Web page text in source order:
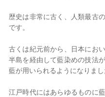
16 17 18 19 20 21 22
23 24
歴史は非常に古く、人類最古
です。
古くは紀元前から、日本にお
半島を経由して藍染めの技法
藍が用いられるようになりまし
江戸時代にはあらゆるものに